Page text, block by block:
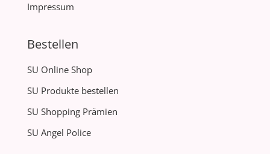
Impressum
Bestellen
SU Online Shop
SU Produkte bestellen
SU Shopping Prämien
SU Angel Police